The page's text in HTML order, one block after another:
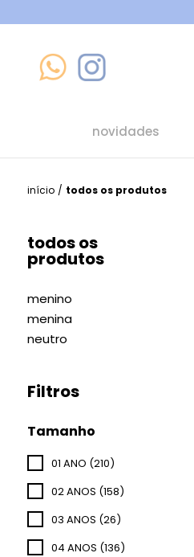
novidades
início / todos os produtos
todos os
produtos
menino
menina
neutro
Filtros
Tamanho
01 ANO (210)
02 ANOS (158)
03 ANOS (26)
04 ANOS (136)